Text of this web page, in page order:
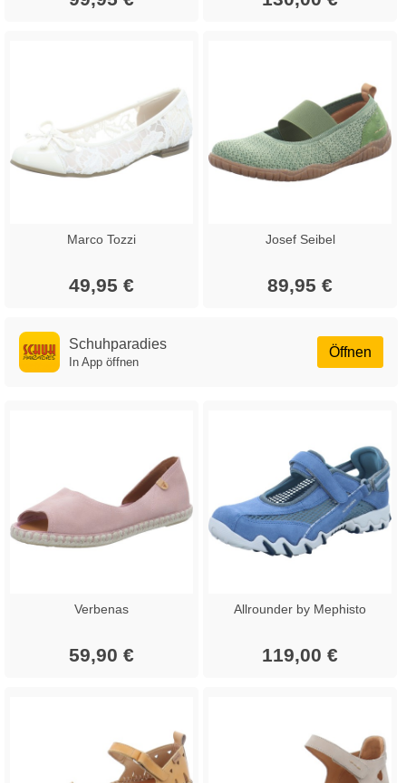
Marco Tozzi
49,95 €
Josef Seibel
89,95 €
Öffnen
Schuhparadies
In App öffnen
Verbenas
59,90 €
Allrounder by Mephisto
119,00 €